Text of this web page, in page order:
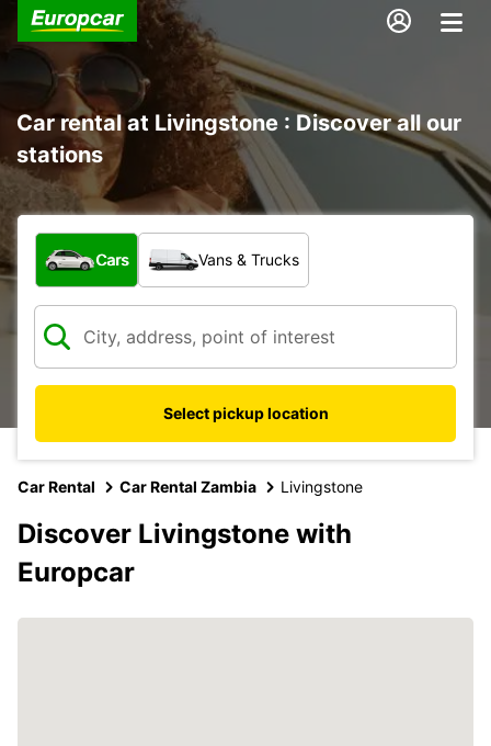
Car rental at Livingstone : Discover all our
stations
What type of vehicle?
Cars Vans & Trucks
Select pickup location
Car Rental Car Rental Zambia Livingstone
Discover Livingstone with
Europcar